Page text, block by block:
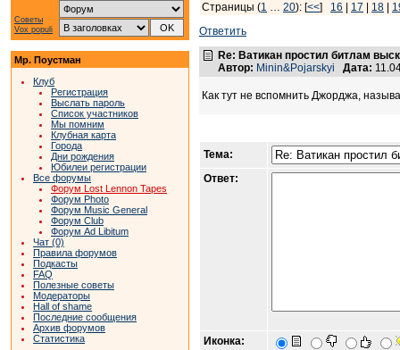
Советы
Vox populi
Мр. Поустман
Клуб
Регистрация
Выслать пароль
Список участников
Мы помним
Клубная карта
Города
Дни рождения
Юбилеи регистрации
Все форумы
Форум Lost Lennon Tapes
Форум Photo
Форум Music General
Форум Club
Форум Ad Libitum
Чат (0)
Правила форумов
Подкасты
FAQ
Полезные советы
Модераторы
Hall of shame
Последние сообщения
Архив форумов
Статистика
Страницы (1 … 20): [<<] 16 17 18
Ответить
Re: Ватикан простил битлам
Автор: Minin&Pojarskyi Дата:
Как тут не вспомнить Джорджа,
Тема:
Ответ:
Иконка: